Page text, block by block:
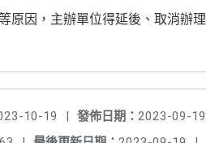
原因，主辦單位得延後、取消辦理
發佈日期： 2023-09-19
10-19
|